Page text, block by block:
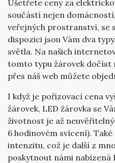
Ušetřete ceny za
součástí nejen
veřejných prostranství, se
dispozici jsou Vám dva
světla. Na našich
tomto typu žárovek dočíst
přes náš web můžete
I když je pořizovací cena
žárovek, LED žárovka se
životnost je až
6 hodinovém svícení).
intenzitu, což je další z
poskytnout námi nabízená